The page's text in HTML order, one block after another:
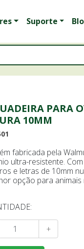
Suporte
PARA
10MM
fabricada pela
ultra-resistente.
e letras de 10mm
opção para animais
+